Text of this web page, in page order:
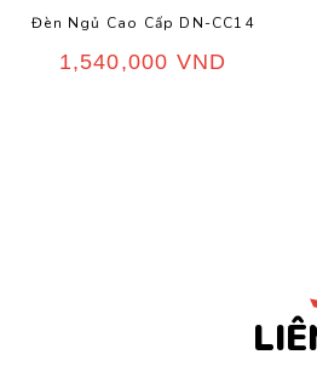
Đèn Ngủ Cao Cấp DN-CC14
1,540,000 VND